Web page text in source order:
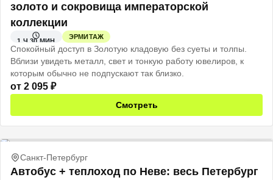
золото и сокровища императорской
коллекции
1 Ч 30 МИН
ЭРМИТАЖ
Спокойный доступ в Золотую кладовую без суеты и толпы.
Вблизи увидеть металл, свет и тонкую работу ювелиров, к
которым обычно не подпускают так близко.
от 2 095 ₽
Смотреть
Санкт-Петербург
Автобус + теплоход по Неве: весь Петербург